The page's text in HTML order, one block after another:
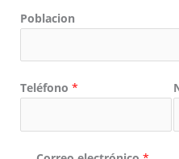
Poblacion
Teléfono *